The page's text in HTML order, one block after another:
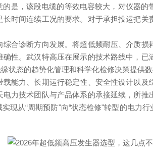
是，该段电缆的等效电容较大，对仪器
时间连续工况的要求。对于承担投运把
合诊断方向发展。将超低频耐压、介质
性。武汉特高压在展示的技术路线中，
状态的趋势化管理和科学化检修决策提供数
能力、长期运行稳定性、安全性设计以
力技术团队与产品体系的承接延续，所
现从“周期预防"向“状态检修"转型的电力